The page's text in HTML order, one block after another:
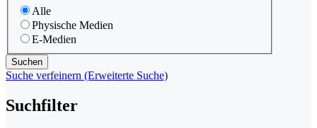
Alle
Physische Medien
E-Medien
Suche verfeinern (Erweiterte Suche)
Suchfilter